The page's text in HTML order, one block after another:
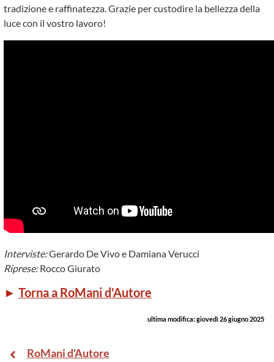
tradizione e raffinatezza. Grazie per custodire la bellezza della
luce con il vostro lavoro!
Interviste:Gerardo De Vivo e Damiana Verucci
Riprese:Rocco Giurato
► Torna a RoMani d'Autore
ultima modifica:giovedì 26 giugno 2025
RoMani d'Autore